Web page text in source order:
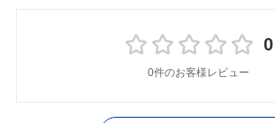
0
0件のお客様レビュー